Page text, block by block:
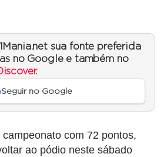
sua fonte preferida
no Google e também no
.
Seguir no Google
com 72 pontos,
ao pódio neste sábado